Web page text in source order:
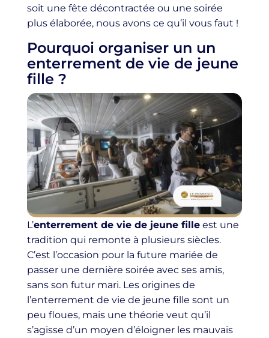
soit une fête décontractée ou une soirée
plus élaborée, nous avons ce qu’il vous faut !
Pourquoi organiser un un
enterrement de vie de jeune
fille ?
L’enterrement de vie de jeune filleest une
tradition qui remonte à plusieurs siècles.
C’est l’occasion pour la future mariée de
passer une dernière soirée avec ses amis,
sans son futur mari. Les origines de
l’enterrement de vie de jeune fille sont un
peu floues, mais une théorie veut qu’il
s’agisse d’un moyen d’éloigner les mauvais